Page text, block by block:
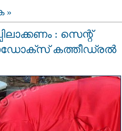
»
: സെന്റ്‌
കത്തീഡ്രല്‍